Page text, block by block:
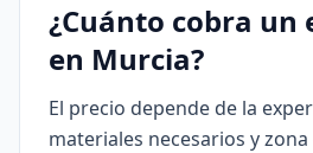
¿Cuánto cobra un
en Murcia?
El precio depende de la
materiales necesarios y